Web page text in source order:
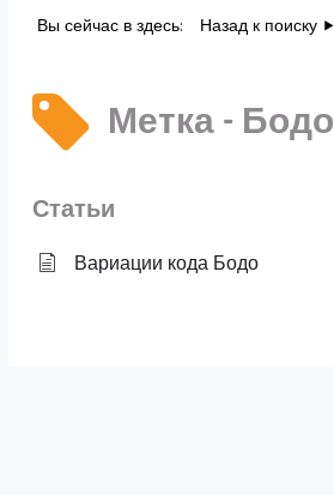
Вы сейчас в здесь: Назад к поиску
Метка - Бодо
Статьи
Вариации кода Бодо